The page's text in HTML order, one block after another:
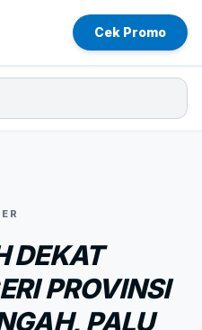
Cek Promo
DEKAT
PROVINSI
PALU